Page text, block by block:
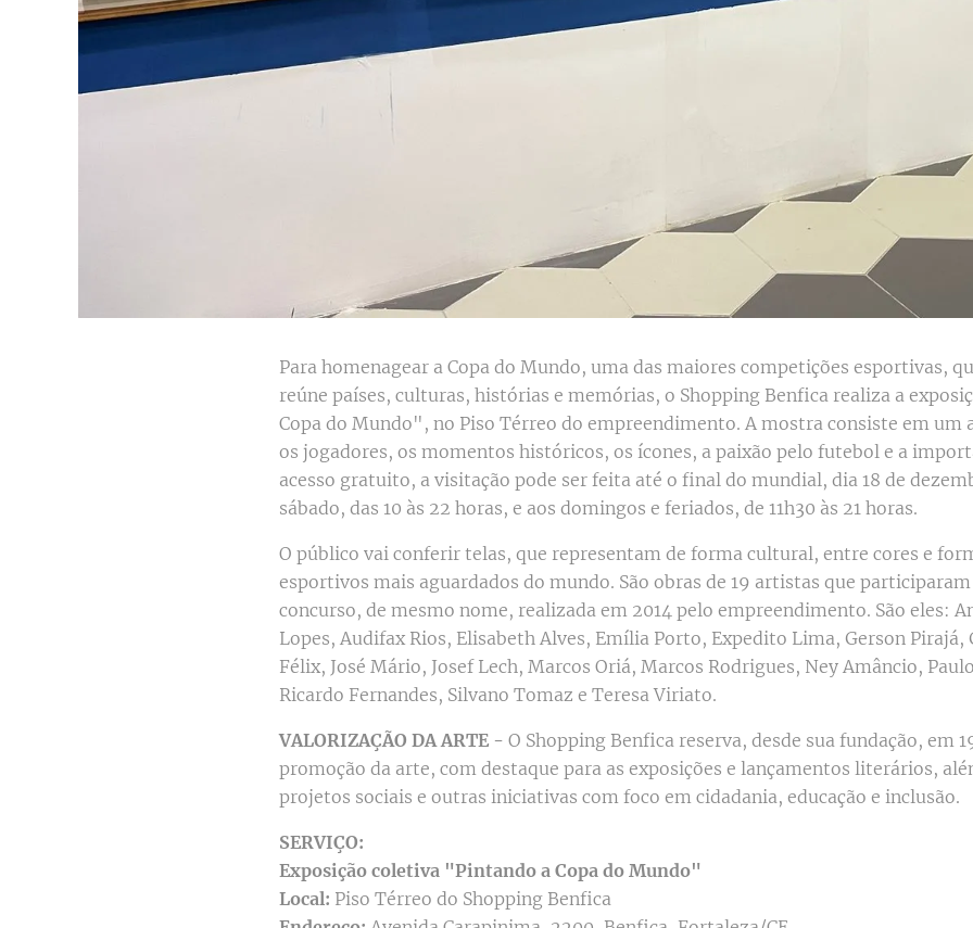
Para homenagear a Copa do Mundo, uma das maiores competições esportivas,
reúne países, culturas, histórias e memórias, o Shopping Benfica realiza a
Copa do Mundo", no Piso Térreo do empreendimento. A mostra consiste em um
os jogadores, os momentos históricos, os ícones, a paixão pelo futebol e a
acesso gratuito, a visitação pode ser feita até o final do mundial, dia 18 de
sábado, das 10 às 22 horas, e aos domingos e feriados, de 11h30 às 21 horas.
O público vai conferir telas, que representam de forma cultural, entre cores e
esportivos mais aguardados do mundo. São obras de 19 artistas que
concurso, de mesmo nome, realizada em 2014 pelo empreendimento. São eles:
Lopes, Audifax Rios, Elisabeth Alves, Emília Porto, Expedito Lima, Gerson Pirajá,
Félix, José Mário, Josef Lech, Marcos Oriá, Marcos Rodrigues, Ney Amâncio,
Ricardo Fernandes, Silvano Tomaz e Teresa Viriato.
VALORIZAÇÃO DA ARTE - O Shopping Benfica reserva, desde sua fundação, em
promoção da arte, com destaque para as exposições e lançamentos literários,
projetos sociais e outras iniciativas com foco em cidadania, educação e inclusão.
SERVIÇO:
Exposição coletiva "Pintando a Copa do Mundo"
Local: Piso Térreo do Shopping Benfica